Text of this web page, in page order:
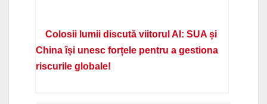
Colosii lumii discută viitorul AI: SUA și
China își unesc forțele pentru a gestiona
riscurile globale!